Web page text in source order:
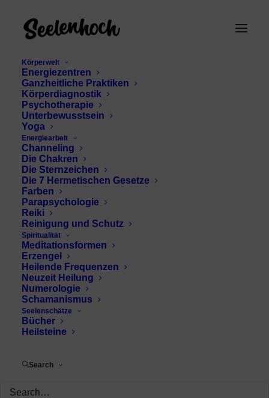
Körperwelt
Energiezentren
Ganzheitliche Praktiken
Körperdiagnostik
Psychotherapie
Unterbewusstsein
Yoga
Energiearbeit
Channeling
Die Chakren
Die Sternzeichen
Die 7 Hermetischen Gesetze
Farben
Parapsychologie
Reiki
Reinigung und Schutz
Spiritualität
Meditationsformen
Erzengel
Heilende Frequenzen
Neuzeit Heilung
Numerologie
Schamanismus
Seelenschätze
Bücher
Heilsteine
Search
Raymond Moody